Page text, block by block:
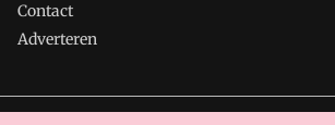
Contact
Adverteren